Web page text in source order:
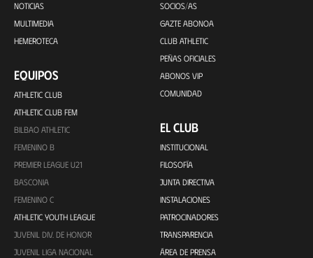
NOTICIAS
MULTIMEDIA
HEMEROTECA
EQUIPOS
ATHLETIC CLUB
ATHLETIC CLUB FEM
BILBAO ATHLETIC
FEMENINO B
PREMIER LEAGUE U21
BASCONIA
FEMENINO C
ATHLETIC YOUTH LEAGUE
JUVENIL DIV. DE HONOR
JUVENIL LIGA NACIONAL
SOCIOS/AS
GAZTE ABONOA
CLUB ATHLETIC
PEÑAS OFICIALES
ABONOS VIP
COMUNIDAD
EL CLUB
INSTITUCIONAL
FILOSOFÍA
JUNTA DIRECTIVA
INSTALACIONES
PATROCINADORES
TRANSPARENCIA
ÁREA DE PRENSA